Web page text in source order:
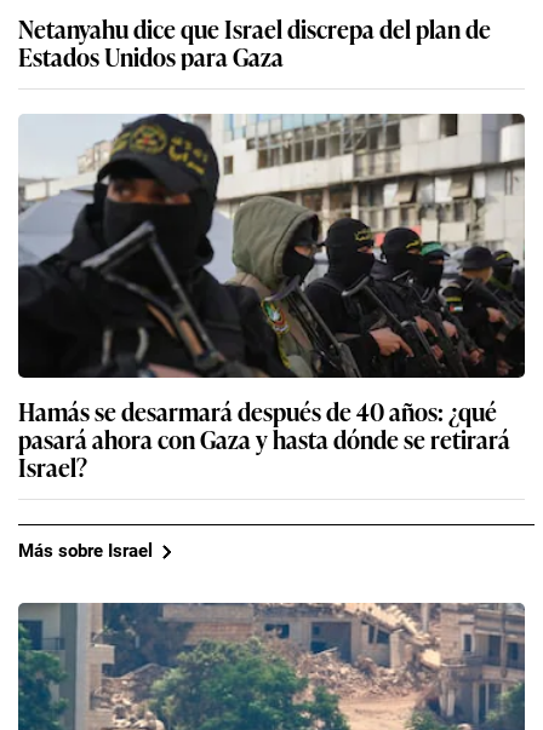
Netanyahu dice que Israel discrepa del plan de
Estados Unidos para Gaza
Hamás se desarmará después de 40 años: ¿qué
pasará ahora con Gaza y hasta dónde se retirará
Israel?
Más sobre Israel